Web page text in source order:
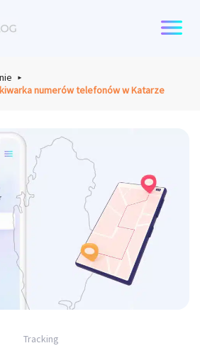
numerów telefonów w Katarze
Tracking